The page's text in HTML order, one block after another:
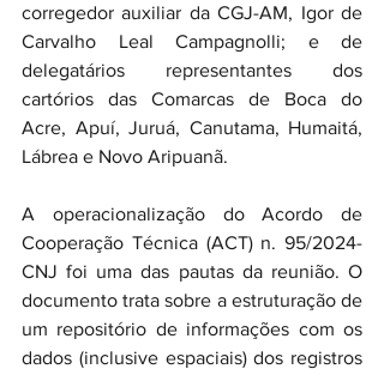
corregedor auxiliar da CGJ-AM, Igor de
Carvalho Leal Campagnolli; e de
delegatários representantes dos
cartórios das Comarcas de Boca do
Acre, Apuí, Juruá, Canutama, Humaitá,
Lábrea e Novo Aripuanã.
A operacionalização do Acordo de
Cooperação Técnica (ACT) n. 95/2024-
CNJ foi uma das pautas da reunião. O
documento trata sobre a estruturação de
um repositório de informações com os
dados (inclusive espaciais) dos registros